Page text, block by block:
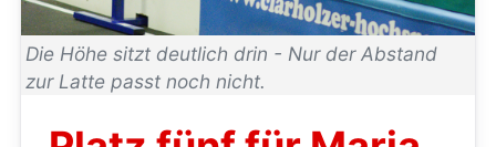
Die Höhe sitzt deutlich drin - Nur der Abstand
zur Latte passt noch nicht.